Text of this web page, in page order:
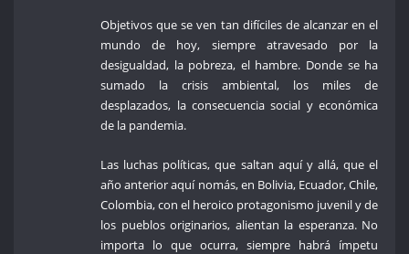
Objetivos que se ven tan difíciles de alcanzar en el
mundo de hoy, siempre atravesado por la
desigualdad, la pobreza, el hambre. Donde se ha
sumado la crisis ambiental, los miles de
desplazados, la consecuencia social y económica
de la pandemia.
Las luchas políticas, que saltan aquí y allá, que el
año anterior aquí nomás, en Bolivia, Ecuador, Chile,
Colombia, con el heroico protagonismo juvenil y de
los pueblos originarios, alientan la esperanza. No
importa lo que ocurra, siempre habrá ímpetu